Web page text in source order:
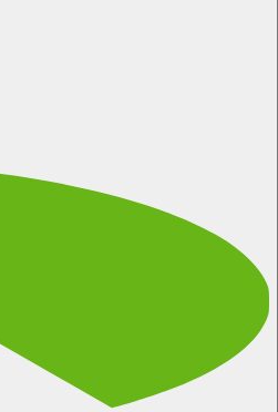
bellen?
eigen software voor het
in
Statement